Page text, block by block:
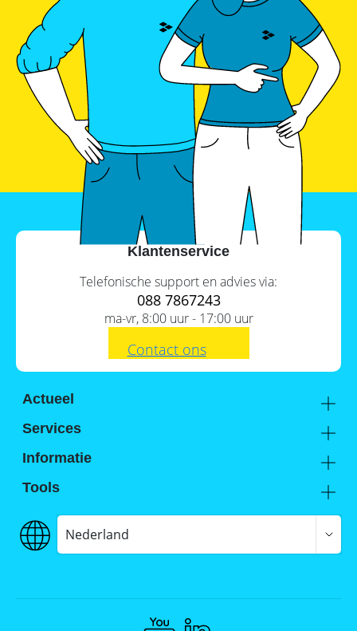
1. Het SolarEdge Home Systeem in
de SolarEdge Home
Klantenservice
Telefonische support en advies via:
088 7867243
ma-vr, 8:00 uur - 17:00 uur
Contact ons
Actueel
Academy
Support
FAQ
Services
Distributie
Informatie
Over ons
Werken bij Memodo
Algemene voorwaarden
Colofon
Compliance @ Memodo
Tools
Vergelijkings- en goedkeuringslijsten
Batterijopslag catalogus
Nederland